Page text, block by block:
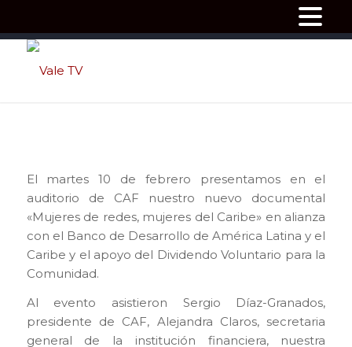
El martes 10 de febrero presentamos en el
auditorio de CAF nuestro nuevo documental
«Mujeres de redes, mujeres del Caribe» en alianza
con el Banco de Desarrollo de América Latina y el
Caribe y el apoyo del Dividendo Voluntario para la
Comunidad.
Al evento asistieron Sergio Díaz-Granados,
presidente de CAF, Alejandra Claros, secretaria
general de la institución financiera, nuestra